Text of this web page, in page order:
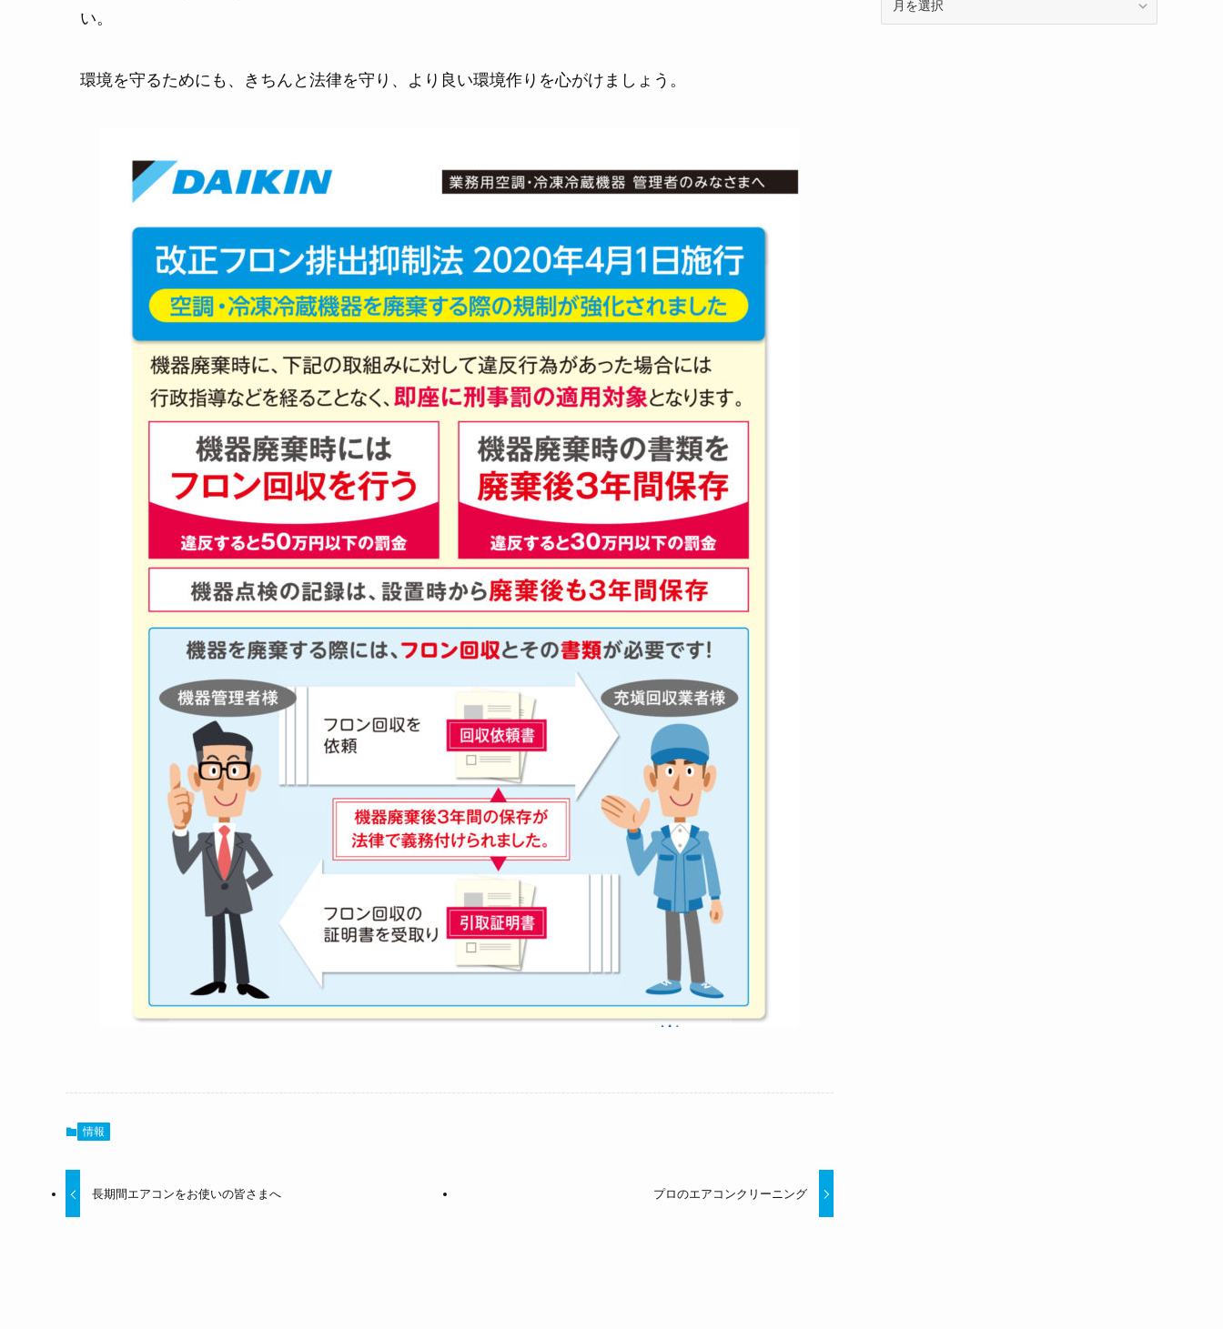
い。
環境を守るためにも、きちんと法律を守り、より良い環境作りを心がけましょう。
情報
長期間エアコンをお使いの皆さまへ プロのエアコンクリーニング